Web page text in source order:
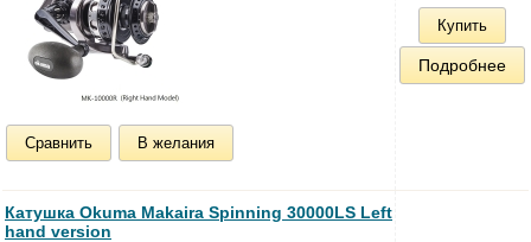
Сравнить В желания
Купить
Подробнее
Катушка Okuma Makaira Spinning 30000LS Left
hand version